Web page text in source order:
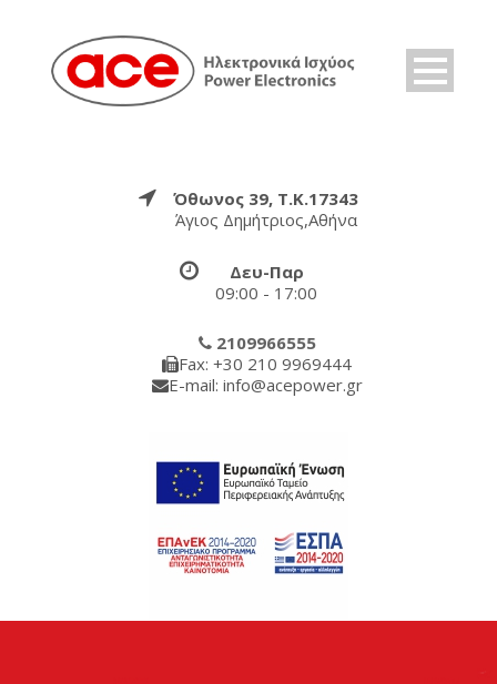
Όθωνος 39, Τ.Κ.17343
Άγιος Δημήτριος,Αθήνα
Δευ-Παρ
09:00 - 17:00
2109966555
Fax: +30 210 9969444
E-mail: info@acepower.gr